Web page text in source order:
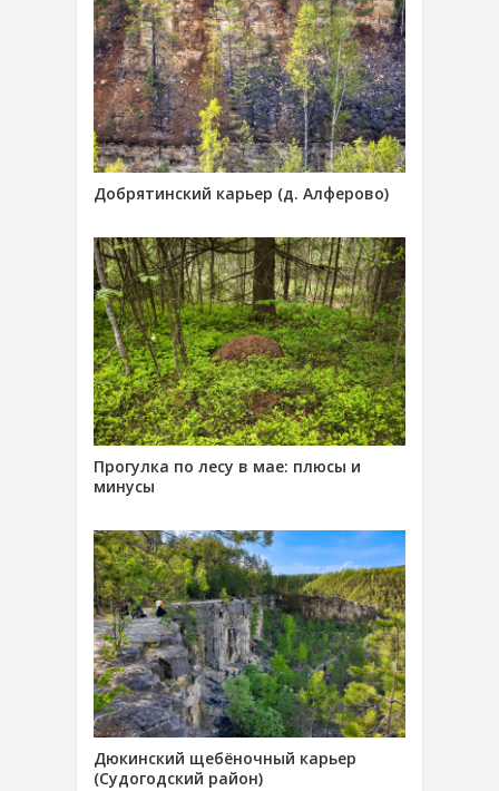
Добрятинский карьер (д. Алферово)
Прогулка по лесу в мае: плюсы и
минусы
Дюкинский щебёночный карьер
(Судогодский район)